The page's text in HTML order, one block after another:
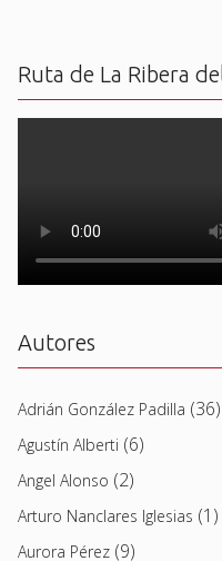
Ruta de La Ribera
Autores
Adrián González Padilla (36)
Agustín Alberti (6)
Angel Alonso (2)
Arturo Nanclares Iglesias (1)
Aurora Pérez (9)